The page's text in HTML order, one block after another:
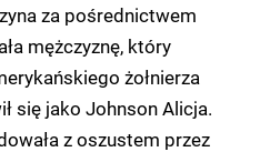
za pośrednictwem
mężczyznę, który
żołnierza
się jako Johnson Alicja.
z oszustem przez